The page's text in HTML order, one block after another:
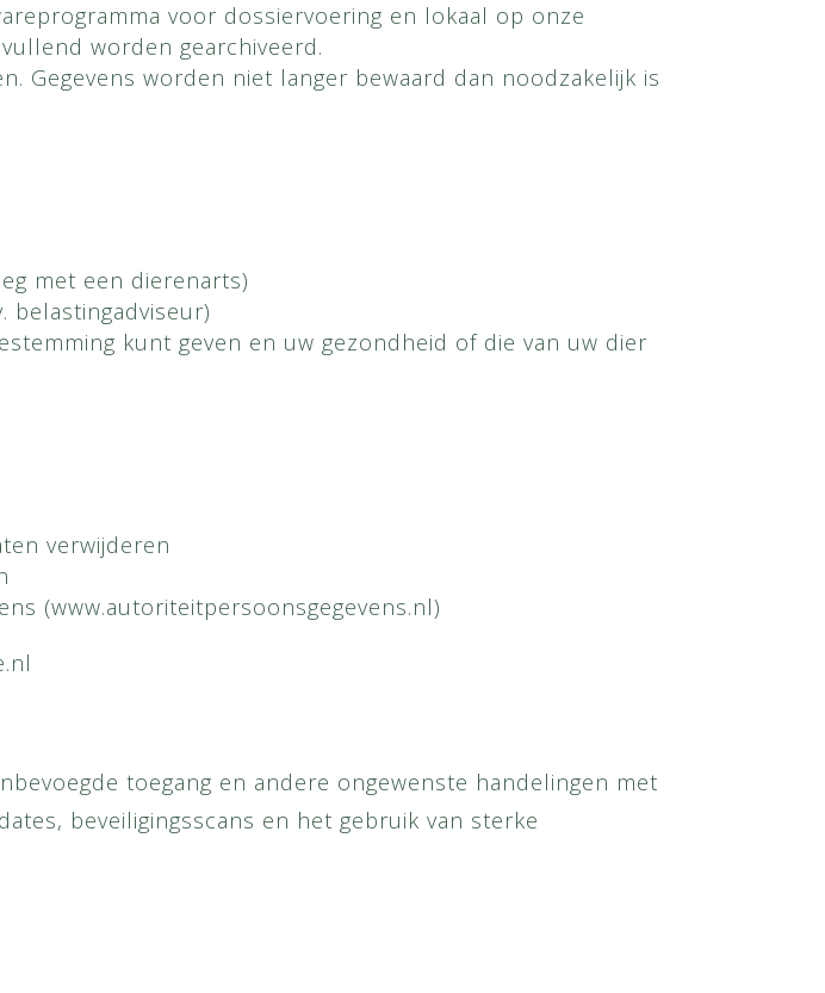
voor dossiervoering en lokaal op onze
worden gearchiveerd.
Gegevens worden niet langer bewaard dan noodzakelijk is
met een dierenarts)
belastingadviseur)
kunt geven en uw gezondheid of die van uw dier
verwijderen
(www.autoriteitpersoonsgegevens.nl)
toegang en andere ongewenste handelingen met
beveiligingsscans en het gebruik van sterke